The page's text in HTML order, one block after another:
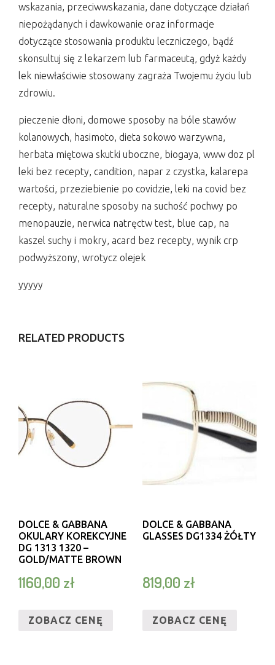
wskazania, przeciwwskazania, dane dotyczące działań
niepożądanych i dawkowanie oraz informacje
dotyczące stosowania produktu leczniczego, bądź
skonsultuj się z lekarzem lub farmaceutą, gdyż każdy
lek niewłaściwie stosowany zagraża Twojemu życiu lub
zdrowiu.
pieczenie dłoni, domowe sposoby na bóle stawów
kolanowych, hasimoto, dieta sokowo warzywna,
herbata miętowa skutki uboczne, biogaya, www doz pl
leki bez recepty, candition, napar z czystka, kalarepa
wartości, przeziebienie po covidzie, leki na covid bez
recepty, naturalne sposoby na suchość pochwy po
menopauzie, nerwica natręctw test, blue cap, na
kaszel suchy i mokry, acard bez recepty, wynik crp
podwyższony, wrotycz olejek
yyyyy
RELATED PRODUCTS
DOLCE & GABBANA
OKULARY KOREKCYJNE
DG 1313 1320 –
GOLD/MATTE BROWN
1160,00 zł
ZOBACZ CENĘ
DOLCE & GABBANA
GLASSES DG1334 ŻÓŁTY
819,00 zł
ZOBACZ CENĘ